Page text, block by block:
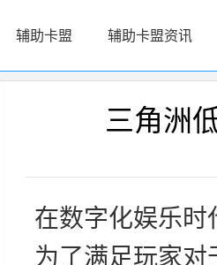
辅助卡盟 辅助卡盟资讯
三角洲
在数字化娱乐时
为了满足玩家